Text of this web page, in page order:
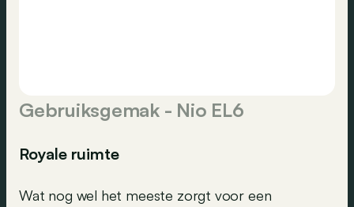
Gebruiksgemak - Nio EL6
Royale ruimte
Wat nog wel het meeste zorgt voor een